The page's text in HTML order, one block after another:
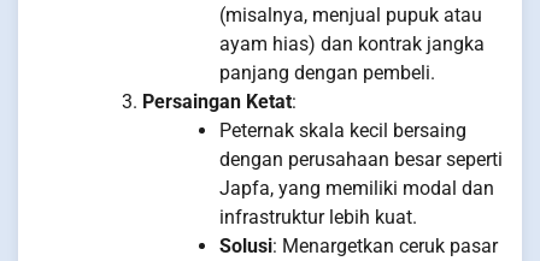
(misalnya, menjual pupuk atau
ayam hias) dan kontrak jangka
panjang dengan pembeli.
Persaingan Ketat:
Peternak skala kecil bersaing
dengan perusahaan besar seperti
Japfa, yang memiliki modal dan
infrastruktur lebih kuat.
Solusi: Menargetkan ceruk pasar